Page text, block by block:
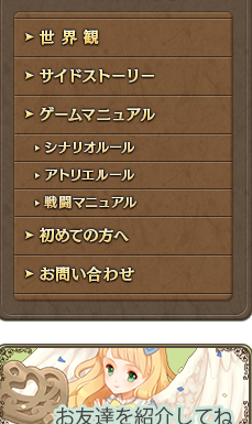
レ
ス
ド
ゲームガイド
世界観
サイドストーリー
ゲームマニュアル
シナリオルール
アトリエルール
戦闘マニュアル
初めての方へ
お問い合わせ